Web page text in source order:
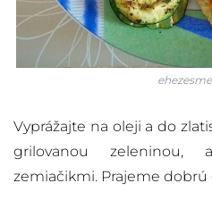
Vyprážajte na oleji a do
grilovanou zeleninou,
zemiačikmi. Prajeme dobrú